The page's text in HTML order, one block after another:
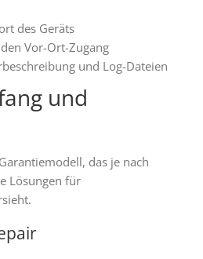
des Geräts
Vor-Ort-Zugang
und Log-Dateien
und
das je nach
Lösungen für